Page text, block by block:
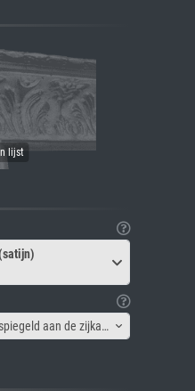
Canvas lijst - Afbeelding gespiegeld aan de zijkant